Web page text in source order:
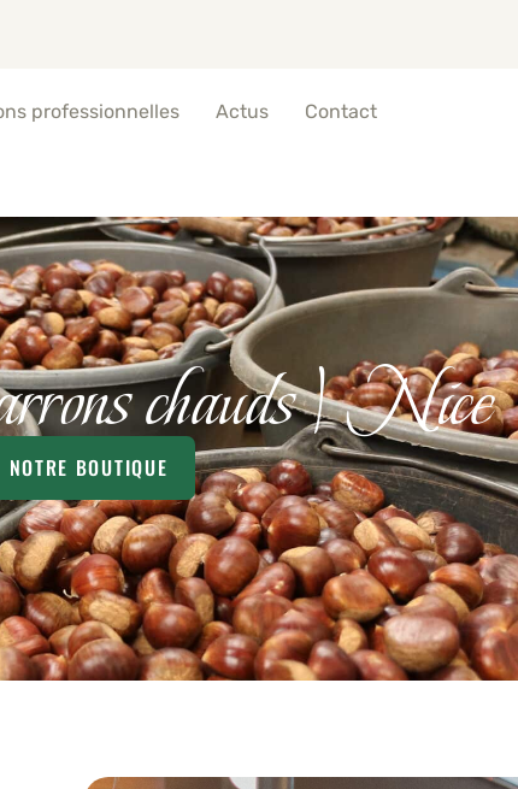
professionnelles Actus Contact
chauds | Nice
NOTRE BOUTIQUE